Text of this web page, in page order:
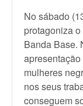
No sábado
protagoniza
Banda Base.
mulheres
nos seus
conseguem